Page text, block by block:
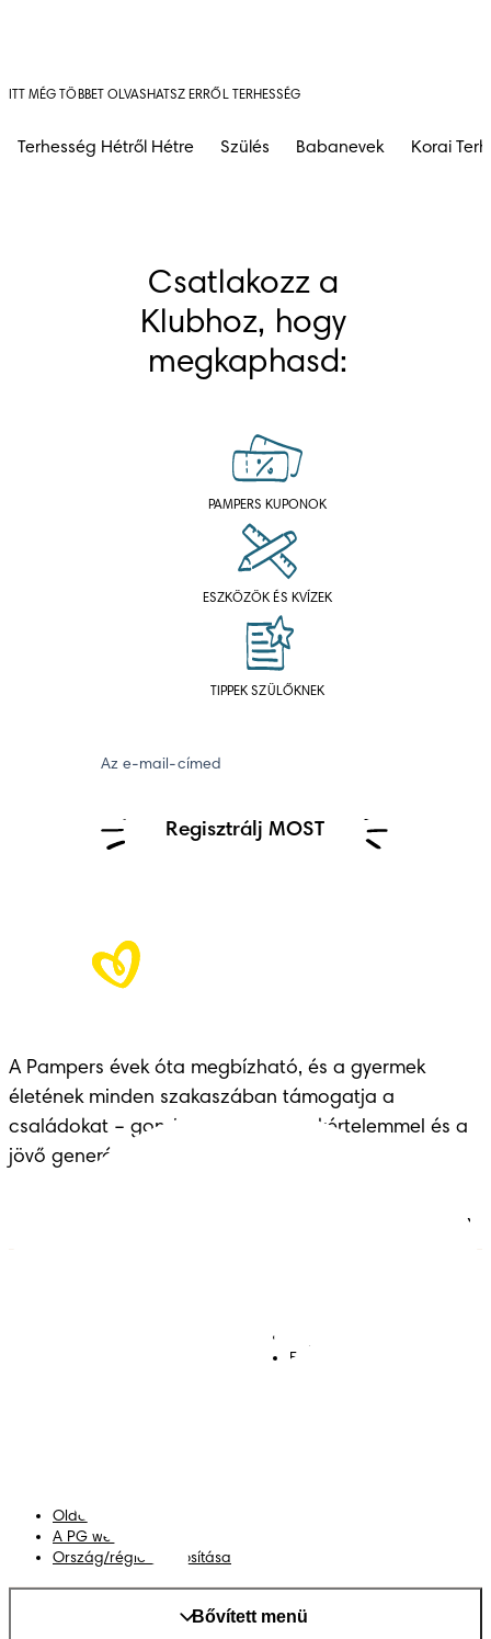
ITT MÉG TÖBBET OLVASHATSZ ERRŐL TERHESSÉG
Terhesség Hétről Hétre Szülés Babanevek Korai
Csatlakozz a
Klubhoz, hogy
megkaphasd:
PAMPERS KUPONOK
ESZKÖZÖK ÉS KVÍZEK
TIPPEK SZÜLŐKNEK
Az e-mail-címed
Regisztrálj MOST
A Pampers évek óta megbízható, és a gyermek
életének minden szakaszában támogatja a
családokat – gondoskodással, szakértelemmel és a
jövő generációinak átadott örökséggel.
Felhasználási feltételek
Oldaltérkép
A PG weboldala
Ország/régió módosítása
Bővített menü